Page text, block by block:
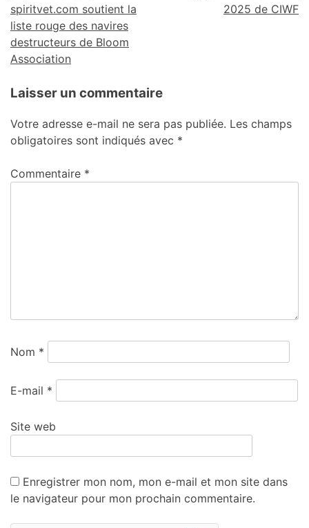
spiritvet.com soutient la
liste rouge des navires
destructeurs de Bloom
Association
2025 de CIWF
Laisser un commentaire
Votre adresse e-mail ne sera pas publiée. Les champs
obligatoires sont indiqués avec *
Commentaire *
Nom *
E-mail *
Site web
Enregistrer mon nom, mon e-mail et mon site dans
le navigateur pour mon prochain commentaire.